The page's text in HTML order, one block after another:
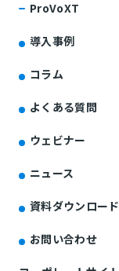
ProVoXT
導入事例
コラム
よくある質問
ウェビナー
ニュース
資料ダウンロード
お問い合わせ